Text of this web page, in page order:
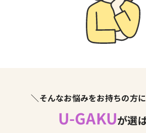
＼そんなお悩みをお持ちの方
U-GAKUが選